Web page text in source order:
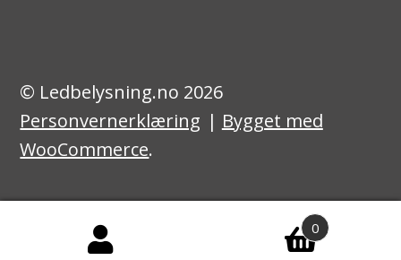
© Ledbelysning.no 2026
Personvernerklæring
Bygget med
WooCommerce.
0